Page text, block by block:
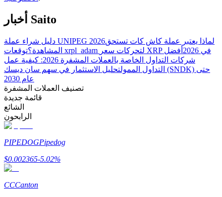
مرشد
أخبار Saito
دليل شراء عملة UNIPEG 2026لماذا يعتبر عملة كاش كات تستحق
المشاهدة؟
توقعات xrpl_adam لتحركات سعر XRP في 2026
أفضل
شركات التداول الخاصة بالعملات المشفرة 2026: كيفية عمل
التداول الممولتحليل الاستثمار في سهم سان ديسك (SNDK) حتى
عام 2030
تصنيف العملات المشفرة
قائمة جديدة
الشائع
الرابحون
PIPEDOGPipedog
$0.002365-5.02%
CCCanton